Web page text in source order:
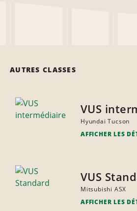
AUTRES CLASSES
VUS
Hyundai Tucson
AFFICHER LES
VUS
Mitsubishi ASX
AFFICHER LES